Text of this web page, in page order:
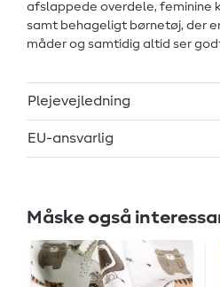
afslappede overdele, feminine
samt behageligt børnetøj, der
måder og samtidig altid ser
Plejevejledning
EU-ansvarlig
Måske også